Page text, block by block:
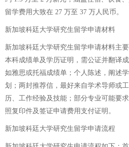
留学费用大致在 27 万至 37 万人民币。
新加坡科廷大学研究生留学申请材料
新加坡科廷大学研究生留学申请材料主
本科成绩单及学历证明，需公证并翻译
如雅思或托福成绩单；个人陈述，阐述
划；两封推荐信，最好来自学术导师或
历、工作经验及技能；部分专业可能要
照复印件及签证申请费用支付证明。
新加坡科廷大学研究生留学申请流程